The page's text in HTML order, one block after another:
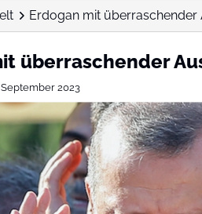
Erdogan mit überraschender
überraschender
September 2023